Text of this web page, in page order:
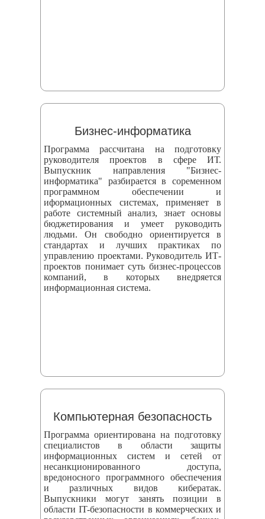
Бизнес-информатика
Программа рассчитана на подготовку
руководителя проектов в сфере ИТ.
Выпускник направления "Бизнес-
информатика" разбирается в соременном
программном обеспечении и
иформационных системах, применяет в
работе системный анализ, знает основы
бюджетирования и умеет руководить
людьми. Он свободно ориентируется в
стандартах и лучших практиках по
управлению проектами. Руководитель ИТ-
проектов понимает суть бизнес-процессов
компаний, в которых внедряется
информационная система.
Компьютерная безопасность
Программа ориентирована на подготовку
специалистов в области защиты
информационных систем и сетей от
несанкционированного доступа,
вредоносного программного обеспечения
и различных видов кибератак.
Выпускники могут занять позиции в
области IT-безопасности в коммерческих и